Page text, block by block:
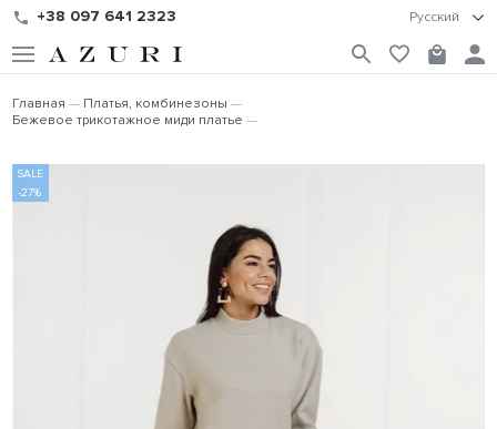
+38 097 641 2323 Русский
Главная
Платья, комбинезоны
Бежевое трикотажное миди платье